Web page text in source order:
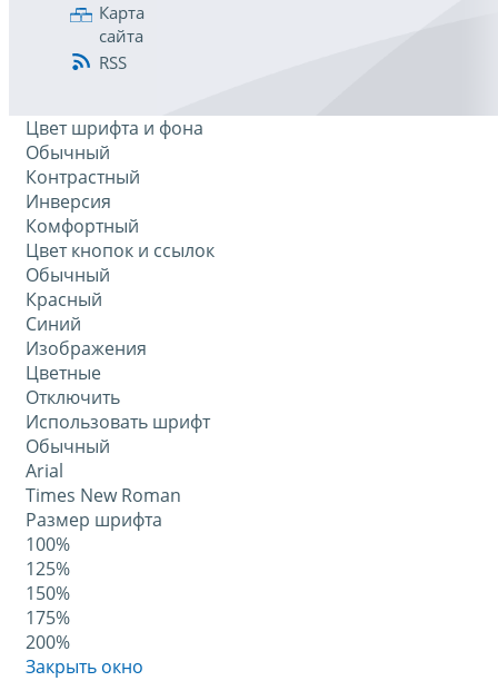
Карта
сайта
RSS
Цвет шрифта и фона
Обычный
Контрастный
Инверсия
Комфортный
Цвет кнопок и ссылок
Обычный
Красный
Синий
Изображения
Цветные
Отключить
Использовать шрифт
Обычный
Arial
Times New Roman
Размер шрифта
100%
125%
150%
175%
200%
Закрыть окно